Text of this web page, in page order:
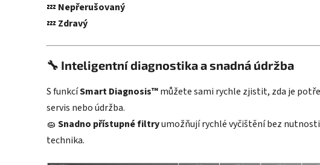
💤 Nepřerušovaný
💤 Zdravý
🔧 Inteligentní diagnostika a snadná údržba
S funkcíSmart Diagnosis™můžete sami rychle zjistit, zda je
servis nebo údržba.
🧽 Snadno přístupné filtryumožňují rychlé vyčištění bez
technika.